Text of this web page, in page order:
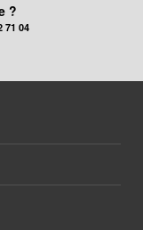
?
71 04